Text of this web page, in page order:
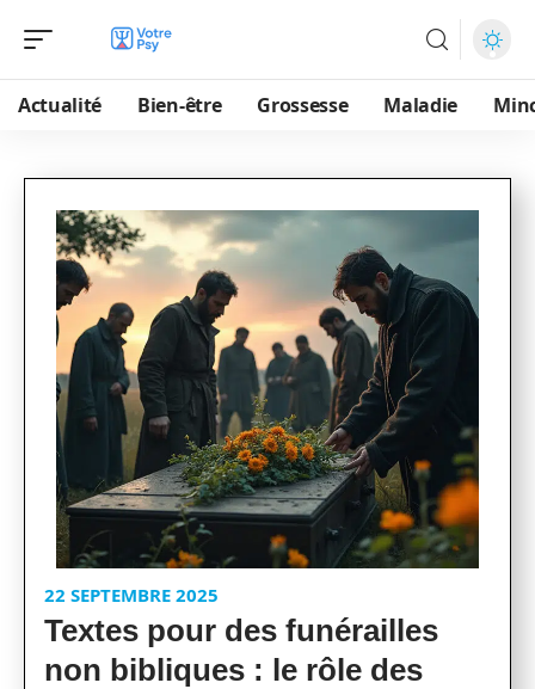
Actualité Bien-être Grossesse Maladie
22 SEPTEMBRE 2025
Textes pour des funérailles
non bibliques : le rôle des